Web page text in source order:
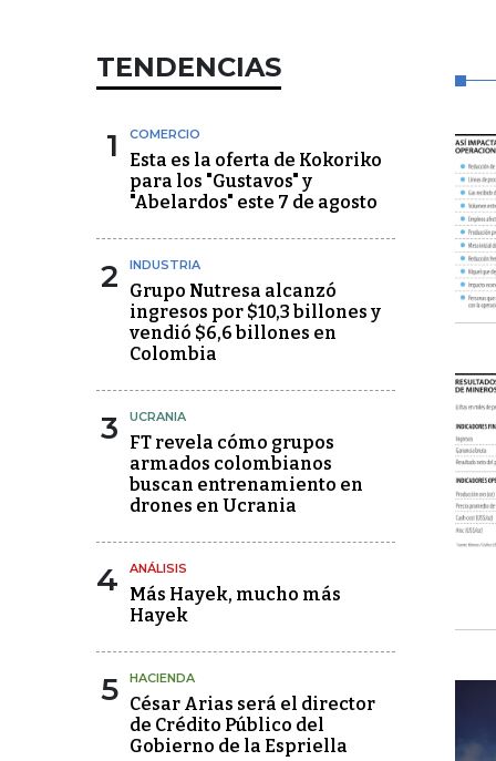
TENDENCIAS
1 COMERCIO
Esta es la oferta de Kokoriko
para los "Gustavos" y
"Abelardos" este 7 de agosto
2 INDUSTRIA
Grupo Nutresa alcanzó
ingresos por $10,3 billones y
vendió $6,6 billones en
Colombia
3 UCRANIA
FT revela cómo grupos
armados colombianos
buscan entrenamiento en
drones en Ucrania
4 ANÁLISIS
Más Hayek, mucho más
Hayek
5 HACIENDA
César Arias será el director
de Crédito Público del
Gobierno de la Espriella